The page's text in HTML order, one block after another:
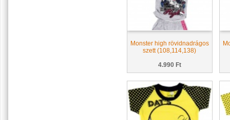
Monster high rövidnadrágos
szett (108,114,138)
4.990 Ft